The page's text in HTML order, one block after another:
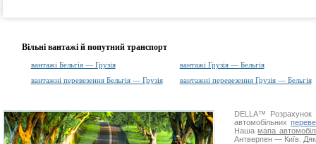
Вільні вантажі й попутний транспорт
вантажі Бельгія — Грузія
вантажі Грузія — Бельгія
вантажні перевезення Бельгія — Грузія
вантажні перевезення Грузія — Бельгія
DELLA™ Розрахунок
автомобільних
Нашамапа
Антверпен — Київ.